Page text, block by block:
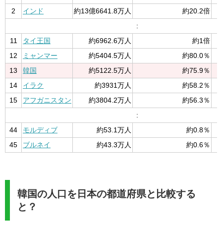
2
インド 約13億6641.8万人
約20.2倍
:
11
タイ王国 約6962.6万人
約1倍
12
ミャンマー 約5404.5万人
約80.0％
13
韓国 約5122.5万人
約75.9％
14
イラク 約3931万人
約58.2％
15
アフガニスタン 約3804.2万人
約56.3％
:
44
モルディブ 約53.1万人
約0.8％
45
ブルネイ 約43.3万人 約0.6％
韓国の人口を日本の都道府県と比較する
と？